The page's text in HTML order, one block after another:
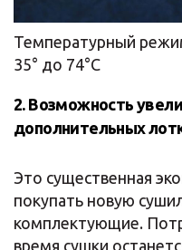
Температурный
35° до 74°С
2. Возможность
дополнительных
Это существенная
покупать новую
комплектующие.
время сушки